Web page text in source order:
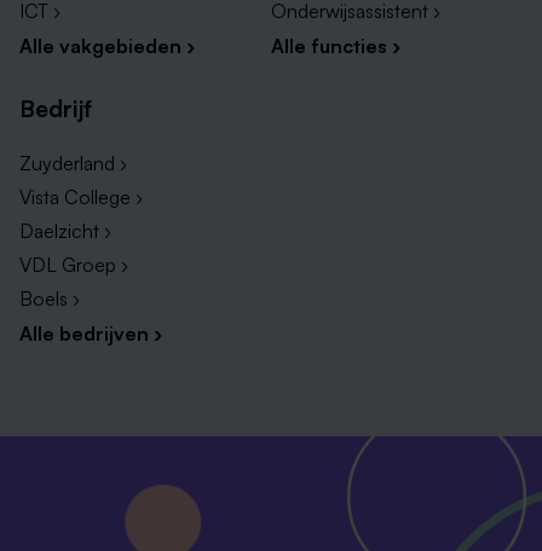
ICT ›
Alle vakgebieden ›
Onderwijsassistent ›
Alle functies ›
Bedrijf
Zuyderland ›
Vista College ›
Daelzicht ›
VDL Groep ›
Boels ›
Alle bedrijven ›